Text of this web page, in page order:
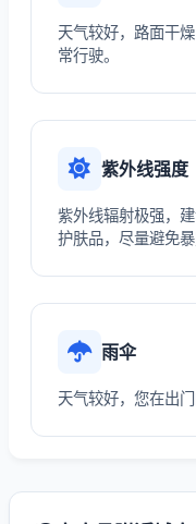
天气较好，路面干
常行驶。
紫外线强度
紫外线辐射极强，
护肤品，尽量避免暴
雨伞
天气较好，您在出